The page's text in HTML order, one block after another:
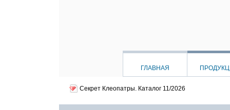
ГЛАВНАЯ
Секрет Клеопатры. Каталог 11/2026